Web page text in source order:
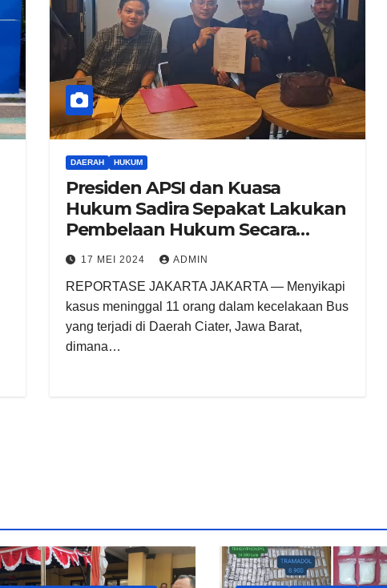
DAERAH HUKUM
Presiden APSI dan Kuasa
Hukum Sadira Sepakat Lakukan
Pembelaan Hukum Secara
Maksimal
17 MEI 2024 ADMIN
REPORTASE JAKARTA JAKARTA — Menyikapi
kasus meninggal 11 orang dalam kecelakaan Bus
yang terjadi di Daerah Ciater, Jawa Barat,
dimana…